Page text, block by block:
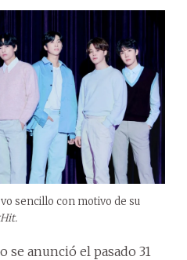
sencillo con motivo de su
se anunció el pasado 31